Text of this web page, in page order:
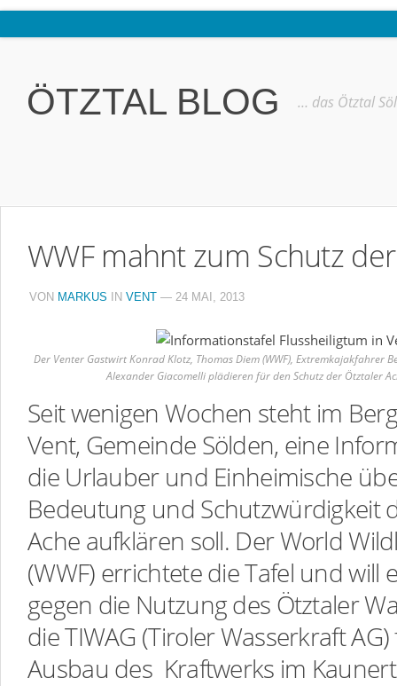
Ötztal
Interviews
Kostenloser Bustransfer ins Gletscherskigebiet von Sölden
Datenschutzerklärung
ÖTZTAL BLOG … das Ötztal
WWF mahnt zum Schutz
VON MARKUS IN VENT — 24 MAI, 2013
Der Venter Gastwirt Konrad Klotz, Thomas Diem (WWF), Extremkajakfahrer
Alexander Giacomelli plädieren für den Schutz der Ötztaler
Seit wenigen Wochen steht im
Vent, Gemeinde Sölden, eine
die Urlauber und Einheimische
Bedeutung und Schutzwürdigkeit
Ache aufklären soll. Der World
(WWF) errichtete die Tafel und will
gegen die Nutzung des Ötztaler
die TIWAG (Tiroler Wasserkraft
Ausbau des Kraftwerks im